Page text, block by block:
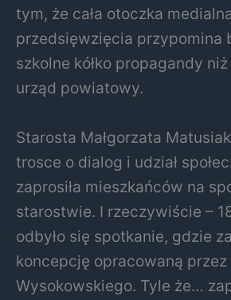
tym, że cała otoczka
przedsięwzięcia przypomina
szkolne kółko propagandy
urząd powiatowy.
Starosta Małgorzata Matusiak
trosce o dialog i udział
zaprosiła mieszkańców na
starostwie. I rzeczywiście –
odbyło się spotkanie, gdzie
koncepcję opracowaną przez
Wysokowskiego. Tyle że…